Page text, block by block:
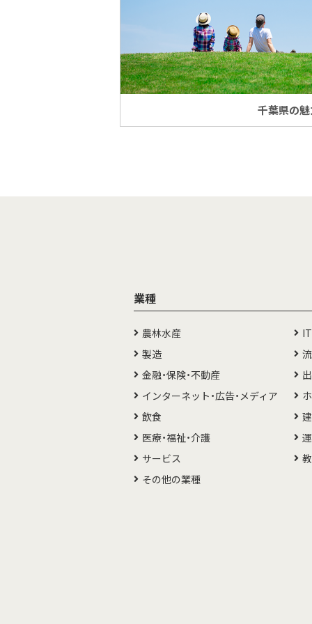
千葉県の
業種
農林水産
製造
金融・保険・不動産
インターネット・広告・メディア
飲食
医療・福祉・介護
サービス
その他の業種